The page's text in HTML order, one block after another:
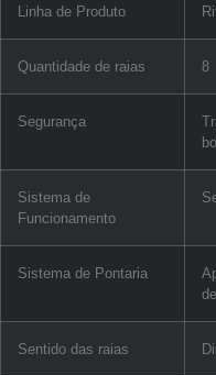
Linha de Produto
Quantidade de raias 8
Segurança
Sistema de
Funcionamento
Sistema de Pontaria
Sentido das raias